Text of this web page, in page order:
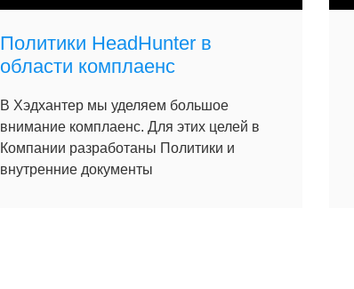
Политики HeadHunter в
области комплаенс
В Хэдхантер мы уделяем большое
внимание комплаенс. Для этих целей в
Компании разработаны Политики и
внутренние документы